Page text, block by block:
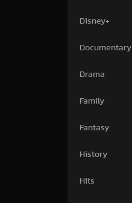
Disney+
Documentary
Drama
Family
Fantasy
History
Hits